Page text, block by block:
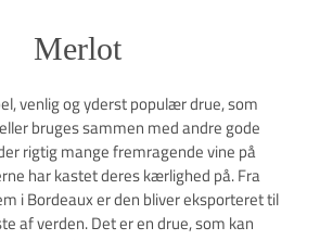
Merlot
venlig og yderst populær drue, som
bruges sammen med andre gode
rigtig mange fremragende vine på
har kastet deres kærlighed på. Fra
i Bordeaux er den bliver eksporteret til
af verden. Det er en drue, som kan